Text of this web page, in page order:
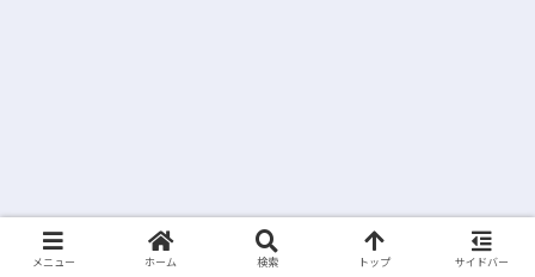
メニュー ホーム 検索 トップ サイドバー